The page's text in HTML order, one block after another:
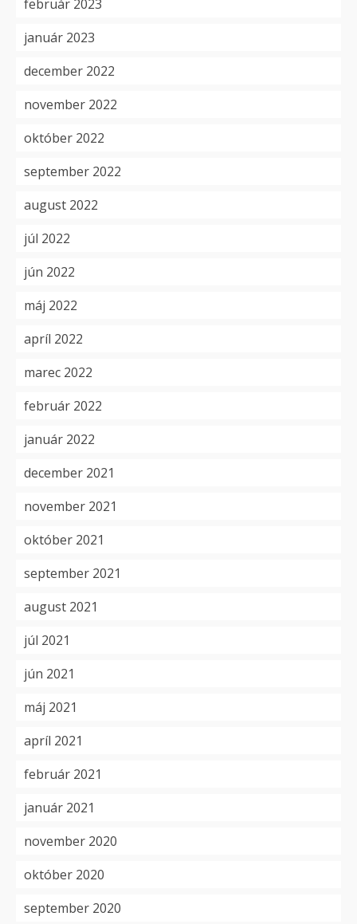
február 2023
január 2023
december 2022
november 2022
október 2022
september 2022
august 2022
júl 2022
jún 2022
máj 2022
apríl 2022
marec 2022
február 2022
január 2022
december 2021
november 2021
október 2021
september 2021
august 2021
júl 2021
jún 2021
máj 2021
apríl 2021
február 2021
január 2021
november 2020
október 2020
september 2020